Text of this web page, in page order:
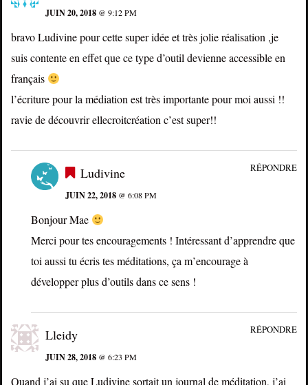
JUIN 20, 2018 @ 9:12 PM
bravo Ludivine pour cette super idée et très jolie réalisation ,je
suis contente en effet que ce type d’outil devienne accessible en
français
l’écriture pour la médiation est très importante pour moi aussi !!
ravie de découvrir ellecroitcréation c’est super!!
Ludivine
JUIN 22, 2018 @ 6:08 PM
Bonjour Mae
Merci pour tes encouragements ! Intéressant d’apprendre que
toi aussi tu écris tes méditations, ça m’encourage à
développer plus d’outils dans ce sens !
RÉPONDRE
Lleidy
JUIN 28, 2018 @ 6:23 PM
Quand j’ai su que Ludivine sortait un journal de méditation, j’ai
RÉPONDRE